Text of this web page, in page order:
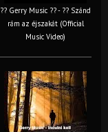
?? Gerry Music ?? - ?? Szánd
rám az éjszakát (Official
Music Video)